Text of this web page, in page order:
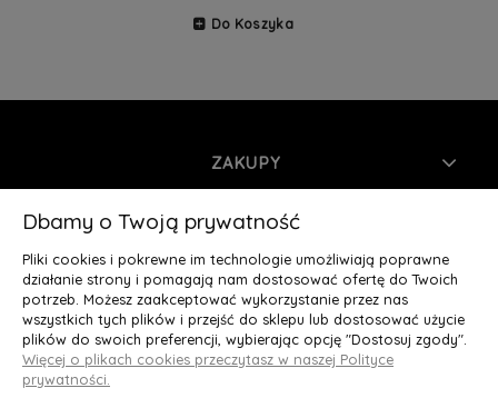
Do Koszyka
ZAKUPY
INFORMACJE
MOJE KONTO
O NAS
Deluxury.pl
Dbamy o Twoją prywatność
Pliki cookies i pokrewne im technologie umożliwiają poprawne
działanie strony i pomagają nam dostosować ofertę do Twoich
potrzeb. Możesz zaakceptować wykorzystanie przez nas
wszystkich tych plików i przejść do sklepu lub dostosować użycie
plików do swoich preferencji, wybierając opcję "Dostosuj zgody".
Więcej o plikach cookies przeczytasz w naszej Polityce
prywatności.